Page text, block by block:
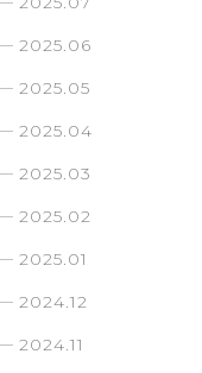
2025.06
2025.05
2025.04
2025.03
2025.02
2025.01
2024.12
2024.11